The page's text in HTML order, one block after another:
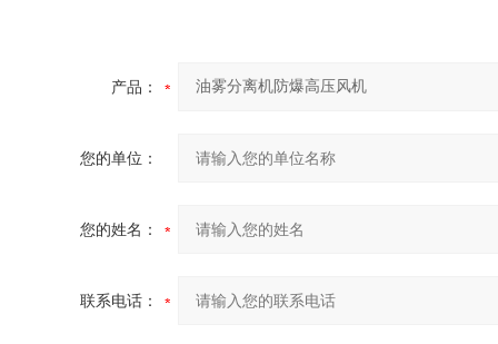
产品：
您的单位：
您的姓名：
联系电话：